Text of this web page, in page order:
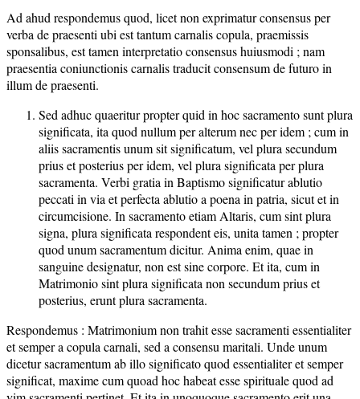
Ad ahud respondemus quod, licet non exprimatur consensus per
verba de praesenti ubi est tantum carnalis copula, praemissis
sponsalibus, est tamen interpretatio consensus huiusmodi ; nam
praesentia coniunctionis carnalis traducit consensum de futuro in
illum de praesenti.
Sed adhuc quaeritur propter quid in hoc sacramento sunt plura
significata, ita quod nullum per alterum nec per idem ; cum in
aliis sacramentis unum sit significatum, vel plura secundum
prius et posterius per idem, vel plura significata per plura
sacramenta. Verbi gratia in Baptismo significatur ablutio
peccati in via et perfecta ablutio a poena in patria, sicut et in
circumcisione. In sacramento etiam Altaris, cum sint plura
signa, plura significata respondent eis, unita tamen ; propter
quod unum sacramentum dicitur. Anima enim, quae in
sanguine designatur, non est sine corpore. Et ita, cum in
Matrimonio sint plura significata non secundum prius et
posterius, erunt plura sacramenta.
Respondemus : Matrimonium non trahit esse sacramenti essentialiter
et semper a copula carnali, sed a consensu maritali. Unde unum
dicetur sacramentum ab illo significato quod essentialiter et semper
significat, maxime cum quoad hoc habeat esse spirituale quod ad